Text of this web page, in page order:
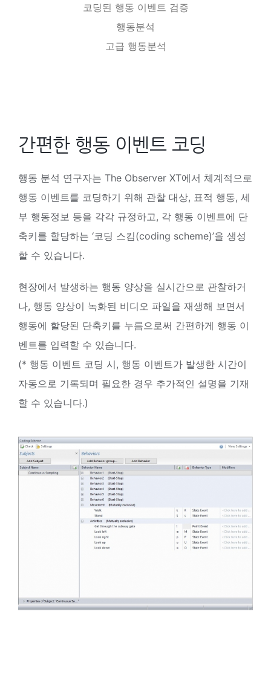
코딩된 행동 이벤트 검증
행동분석
고급 행동분석
간편한 행동 이벤트 코딩
행동 분석 연구자는 The Observer XT에서 체계적으로
행동 이벤트를 코딩하기 위해 관찰 대상, 표적 행동, 세
부 행동정보 등을 각각 규정하고, 각 행동 이벤트에 단
축키를 할당하는 ‘코딩 스킴(coding scheme)’을 생성
할 수 있습니다.
현장에서 발생하는 행동 양상을 실시간으로 관찰하거
나, 행동 양상이 녹화된 비디오 파일을 재생해 보면서
행동에 할당된 단축키를 누름으로써 간편하게 행동 이
벤트를 입력할 수 있습니다.
(* 행동 이벤트 코딩 시, 행동 이벤트가 발생한 시간이
자동으로 기록되며 필요한 경우 추가적인 설명을 기재
할 수 있습니다.)